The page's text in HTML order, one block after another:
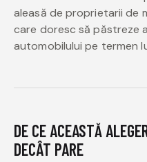
aleasă de proprietarii de
care doresc să păstreze
automobilului pe termen
DE CE ACEASTĂ
DECÂT PARE